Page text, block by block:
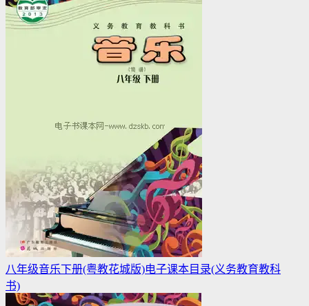
八年级音乐下册(粤教花城版)电子课本目录(义务教育教科
书)